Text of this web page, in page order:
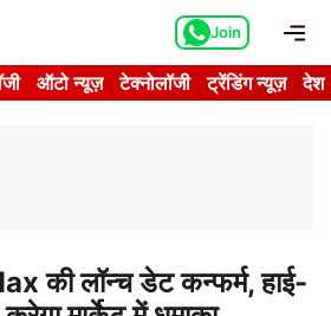
Join
ऑटो न्यूज़ टेक्नोलॉजी ट्रेंडिंग न्यूज़ देश
की लॉन्च डेट कन्फर्म, हाई-